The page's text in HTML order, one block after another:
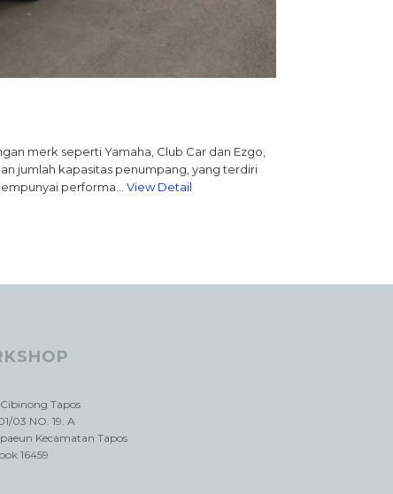
merk seperti Yamaha, Club Car dan Ezgo,
jumlah kapasitas penumpang, yang terdiri
performa…View Detail
Tapos
03 NO. 19. A
Kecamatan Tapos
16459